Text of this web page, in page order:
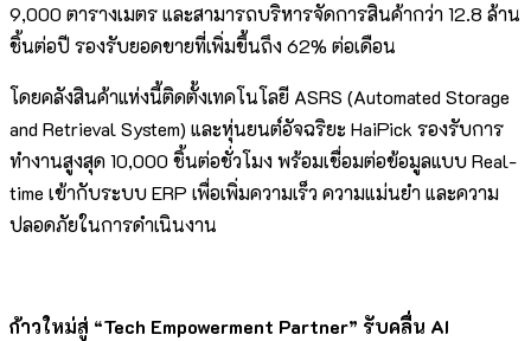
9,000 ตารางเมตร และสามารถบริหารจัดการสินค้ากว่า 12.8 ล้าน
ชิ้นต่อปี รองรับยอดขายที่เพิ่มขึ้นถึง 62% ต่อเดือน
โดยคลังสินค้าแห่งนี้ติดตั้งเทคโนโลยี ASRS (Automated Storage
and Retrieval System) และหุ่นยนต์อัจฉริยะ HaiPick รองรับการ
ทำงานสูงสุด 10,000 ชิ้นต่อชั่วโมง พร้อมเชื่อมต่อข้อมูลแบบ Real-
time เข้ากับระบบ ERP เพื่อเพิ่มความเร็ว ความแม่นยำ และความ
ปลอดภัยในการดำเนินงาน
ก้าวใหม่สู่ “Tech Empowerment Partner” รับคลื่น AI